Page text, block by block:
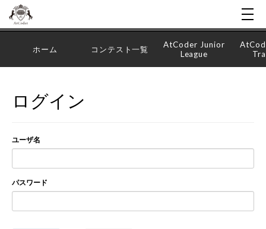
ホーム コンテスト一覧
AtCoder Junior
League
ログイン
ユーザ名
パスワード